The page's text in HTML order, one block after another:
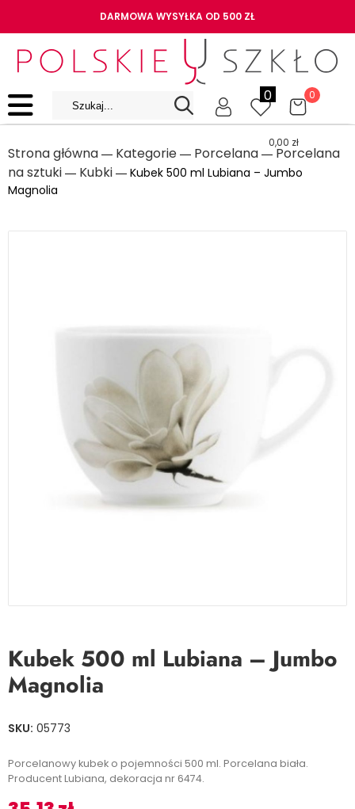
DARMOWA WYSYŁKA OD 500 ZŁ
0 0
0,00 zł
Strona główna ― Kategorie ― Porcelana ― Porcelana
na sztuki ― Kubki ― Kubek 500 ml Lubiana – Jumbo
Magnolia
Kubek 500 ml Lubiana – Jumbo
Magnolia
SKU: 05773
Porcelanowy kubek o pojemności 500 ml. Porcelana biała.
Producent Lubiana, dekoracja nr 6474.